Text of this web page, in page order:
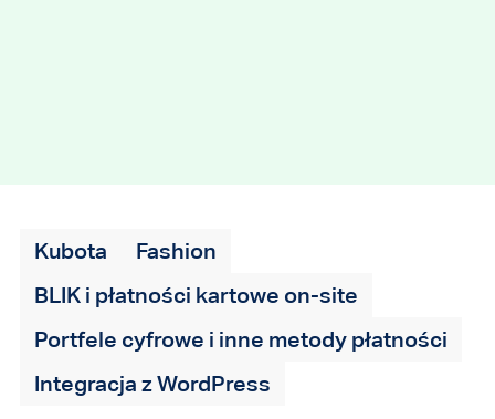
Kubota
Fashion
BLIK i płatności kartowe on-site
Portfele cyfrowe i inne metody płatności
Integracja z WordPress